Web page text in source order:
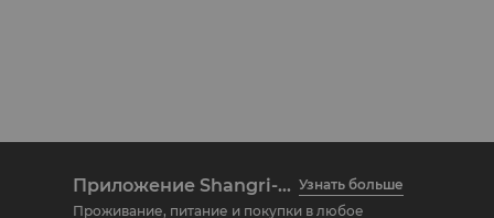
Приложение Shangri-La Circle Узнать больше
Проживание, питание и покупки в любое